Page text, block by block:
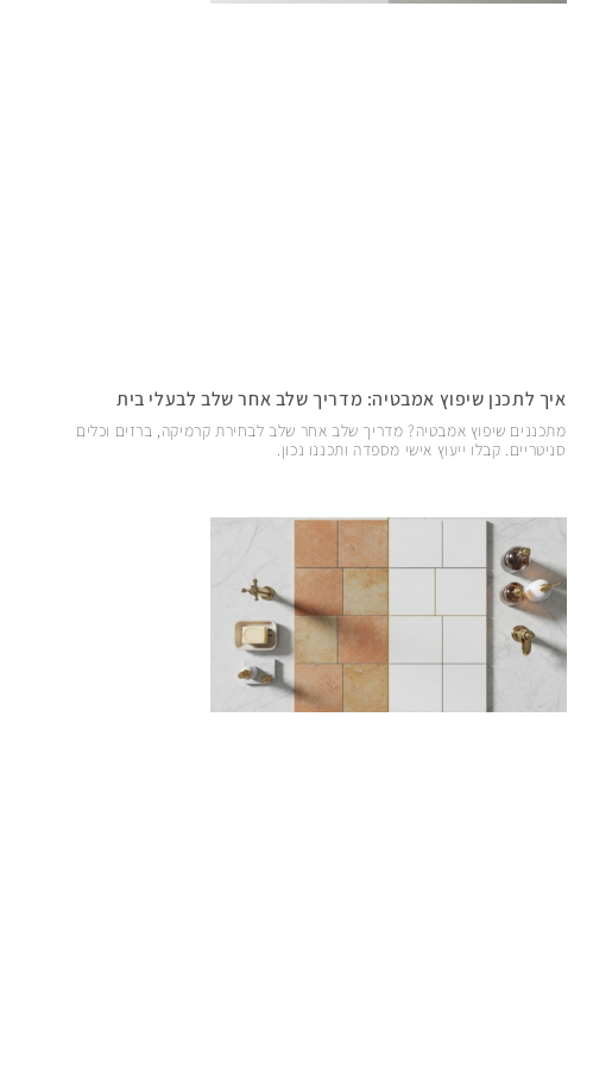
איך לתכנן שיפוץ אמבטיה: מדריך שלב אחר שלב לבעלי בית
מתכננים שיפוץ אמבטיה? מדריך שלב אחר שלב לבחירת קרמיקה, ברזים וכלים
סניטריים. קבלו ייעוץ אישי מספדה ותכננו נכון.